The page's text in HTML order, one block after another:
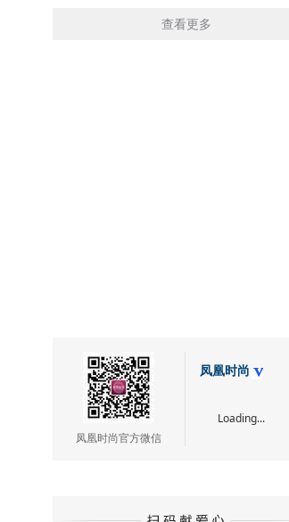
查看更多
凤凰时尚官方微信
凤凰时尚
Loading...